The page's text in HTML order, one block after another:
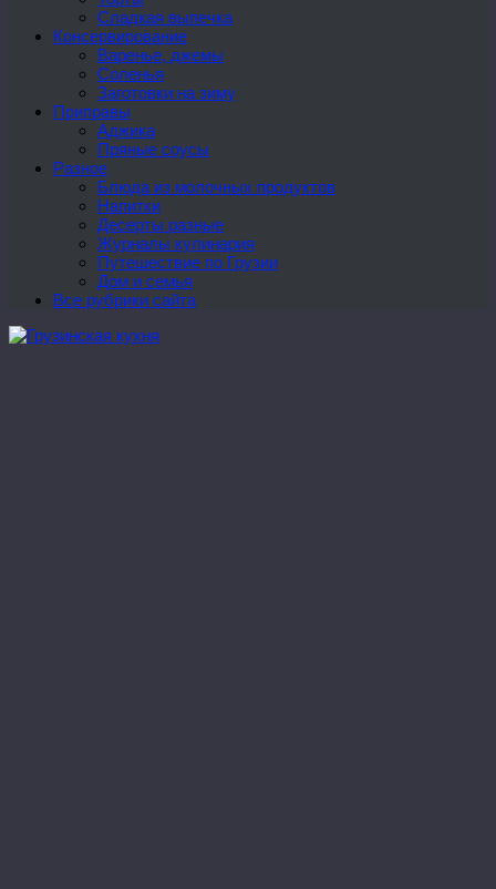
Сладкая выпечка
Консервирование
Варенье, джемы
Соленья
Заготовки на зиму
Приправы
Аджика
Пряные соусы
Разное
Блюда из молочных продуктов
Напитки
Десерты разные
Журналы кулинария
Путешествие по Грузии
Дом и семья
Все рубрики сайта